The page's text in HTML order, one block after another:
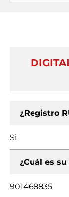
¿Registro
Si
¿Cuál es su
901468835